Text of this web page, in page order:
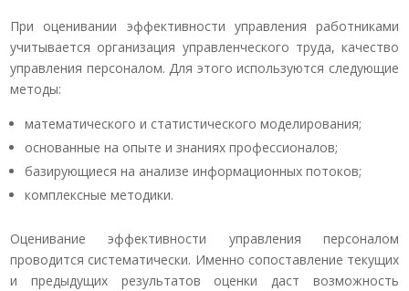
При оценивании эффективности управления работниками
учитывается организация управленческого труда, качество
управления персоналом. Для этого используются следующие
методы:
математического и статистического моделирования;
основанные на опыте и знаниях профессионалов;
базирующиеся на анализе информационных потоков;
комплексные методики.
Оценивание эффективности управления персоналом
проводится систематически. Именно сопоставление текущих
и предыдущих результатов оценки даст возможность